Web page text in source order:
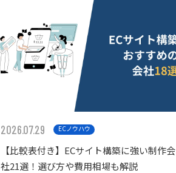
2026.07.29 ECノウハウ
【比較表付き】ECサイト構築に強い制作会
社21選！選び方や費用相場も解説